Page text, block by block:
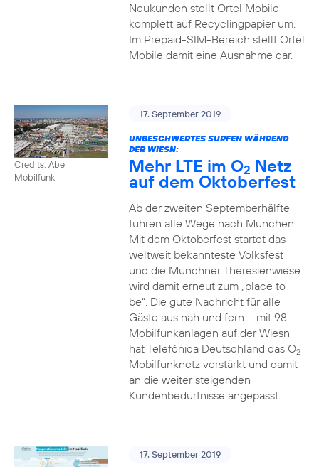
Neukunden stellt Ortel Mobile
komplett auf Recyclingpapier um.
Im Prepaid-SIM-Bereich stellt Ortel
Mobile damit eine Ausnahme dar.
Credits: Abel
Mobilfunk
17. September 2019
UNBESCHWERTES SURFEN WÄHREND
DER WIESN:
Mehr LTE im O2 Netz
auf dem Oktoberfest
Ab der zweiten Septemberhälfte
führen alle Wege nach München:
Mit dem Oktoberfest startet das
weltweit bekannteste Volksfest
und die Münchner Theresienwiese
wird damit erneut zum „place to
be“. Die gute Nachricht für alle
Gäste aus nah und fern – mit 98
Mobilfunkanlagen auf der Wiesn
hat Telefónica Deutschland das O2
Mobilfunknetz verstärkt und damit
an die weiter steigenden
Kundenbedürfnisse angepasst.
17. September 2019